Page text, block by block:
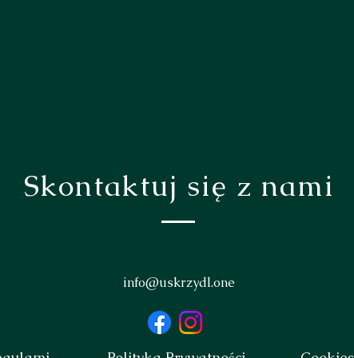
Skontaktuj się z nami
info@uskrzydl.one